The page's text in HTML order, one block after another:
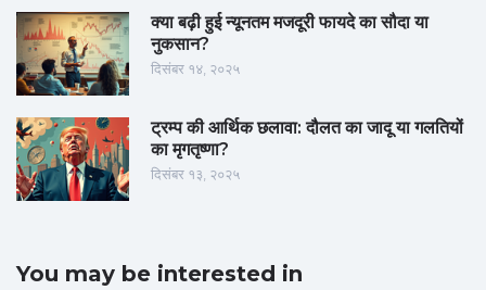
क्या बढ़ी हुई न्यूनतम मजदूरी फायदे का सौदा या
नुकसान?
दिसंबर १४, २०२५
ट्रम्प की आर्थिक छलावा: दौलत का जादू या गलतियों
का मृगतृष्णा?
दिसंबर १३, २०२५
You may be interested in